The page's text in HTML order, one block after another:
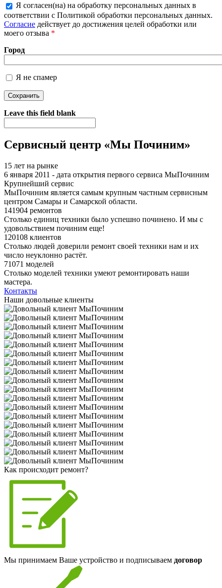
Более подробная информация о текстовых форматах
Я согласен(на) на обработку персональных данных в
соответствии с Политикой обработки персональных данных.
Согласие действует до достижения целей обработки или
моего отзыва *
Город
Я не спамер
Я спамер
Leave this field blank
Сервисный центр «Мы Починим»
15 лет на рынке
6 января 2011 - дата открытия первого сервиса МыПочиним
Крупнейший сервис
МыПочиним является самым крупным частным сервисным
центром Самары и Самарской области.
141904 ремонтов
Столько единиц техники было успешно починено. И мы с
удовольствием починим еще!
120108 клиентов
Столько людей доверили ремонт своей техники нам и их
число неуклонно растёт.
71071 моделей
Столько моделей техники умеют ремонтировать наши
мастера.
Контакты
Наши довольные клиенты
Как происходит ремонт?
Мы принимаем Ваше устройство и подписываем договор